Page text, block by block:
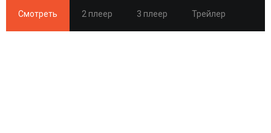
Смотреть 2 плеер 3 плеер Трейлер